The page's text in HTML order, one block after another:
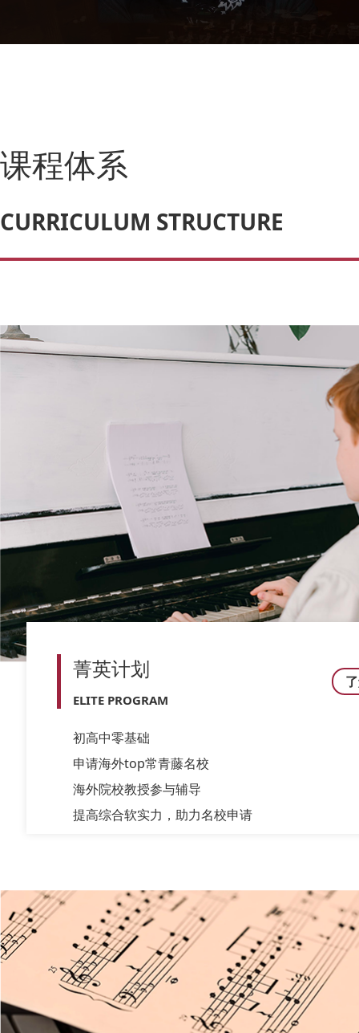
课程体系
CURRICULUM STRUCTURE
菁英计划
ELITE PROGRAM
初高中零基础
申请海外top常青藤名校
海外院校教授参与辅导
提高综合软实力，助力名校申请